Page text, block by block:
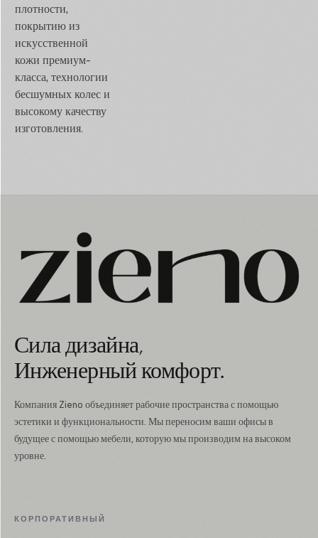
плотности,
покрытию из
искусственной
кожи премиум-
класса, технологии
бесшумных колес и
высокому качеству
изготовления.
Сила дизайна,
Инженерный комфорт.
Компания Zieno объединяет рабочие пространства с помощью
эстетики и функциональности. Мы переносим ваши офисы в
будущее с помощью мебели, которую мы производим на высоком
уровне.
КОРПОРАТИВНЫЙ